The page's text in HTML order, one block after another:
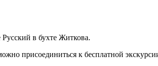
в бухте Житкова.
присоединиться к бесплатной